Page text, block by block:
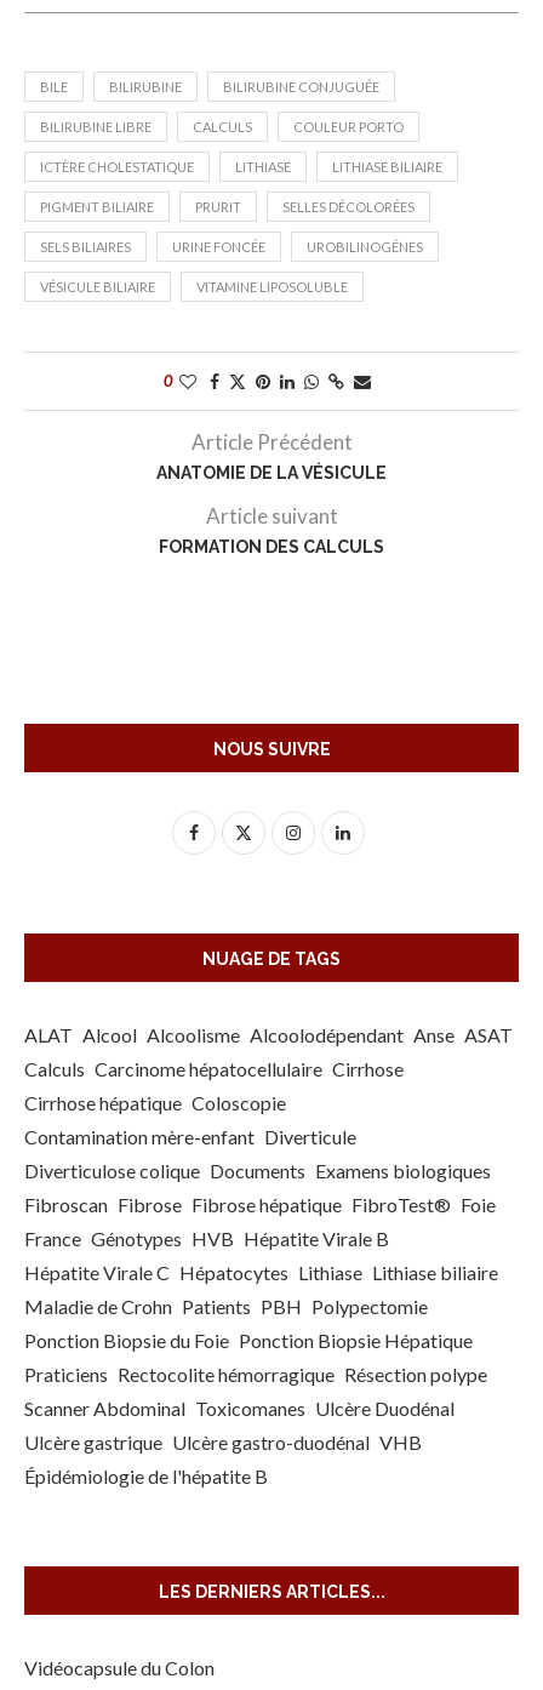
BILE BILIRUBINE BILIRUBINE CONJUGUÉE
BILIRUBINE LIBRE CALCULS COULEUR PORTO
ICTÈRE CHOLESTATIQUE LITHIASE LITHIASE BILIAIRE
PIGMENT BILIAIRE PRURIT SELLES DÉCOLORÉES
SELS BILIAIRES URINE FONCÉE UROBILINOGÉNES
VÉSICULE BILIAIRE VITAMINE LIPOSOLUBLE
0
Article Précédent
ANATOMIE DE LA VÉSICULE
Article suivant
FORMATION DES CALCULS
NOUS SUIVRE
NUAGE DE TAGS
ALAT Alcool Alcoolisme Alcoolodépendant Anse ASAT
Calculs Carcinome hépatocellulaire Cirrhose
Cirrhose hépatique Coloscopie
Contamination mère-enfant Diverticule
Diverticulose colique Documents Examens biologiques
Fibroscan Fibrose Fibrose hépatique FibroTest® Foie
France Génotypes HVB Hépatite Virale B
Hépatite Virale C Hépatocytes Lithiase Lithiase biliaire
Maladie de Crohn Patients PBH Polypectomie
Ponction Biopsie du Foie Ponction Biopsie Hépatique
Praticiens Rectocolite hémorragique Résection polype
Scanner Abdominal Toxicomanes Ulcère Duodénal
Ulcère gastrique Ulcère gastro-duodénal VHB
Épidémiologie de l'hépatite B
LES DERNIERS ARTICLES...
Vidéocapsule du Colon